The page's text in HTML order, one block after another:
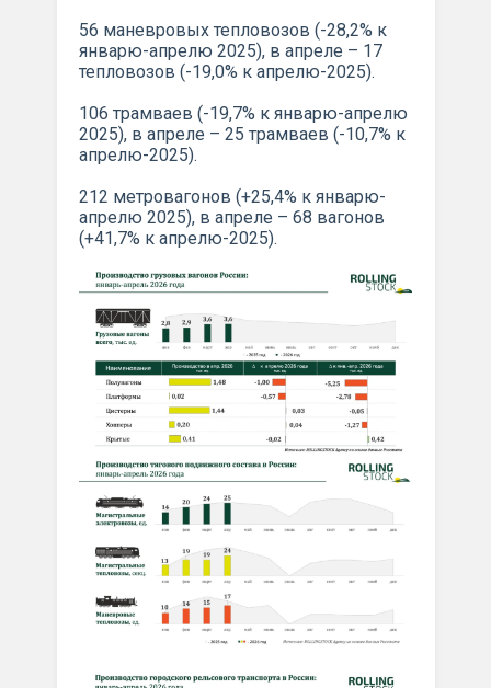
56 маневровых тепловозов (-28,2% к
январю-апрелю 2025), в апреле – 17
тепловозов (-19,0% к апрелю-2025).
106 трамваев (-19,7% к январю-апрелю
2025), в апреле – 25 трамваев (-10,7% к
апрелю-2025).
212 метровагонов (+25,4% к январю-
апрелю 2025), в апреле – 68 вагонов
(+41,7% к апрелю-2025).